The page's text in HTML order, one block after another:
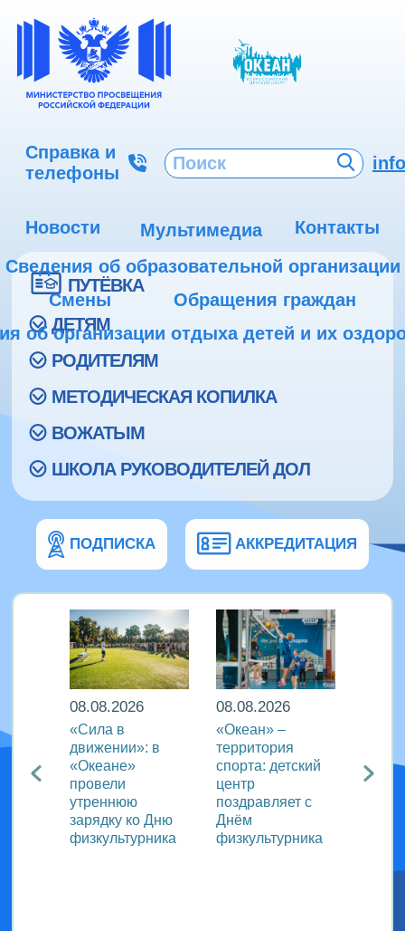
Справка и
телефоны
Новости Мультимедиа
Контакты
Сведения об образовательной организации
Смены
Обращения граждан
об организации отдыха детей и их
ПУТЁВКА
ДЕТЯМ
РОДИТЕЛЯМ
МЕТОДИЧЕСКАЯ КОПИЛКА
ВОЖАТЫМ
ШКОЛА РУКОВОДИТЕЛЕЙ ДОЛ
ПОДПИСКА АККРЕДИТАЦИЯ
с
08.08.2026
«Сила в
движении»: в
«Океане»
провели
утреннюю
зарядку ко Дню
физкультурника
08.08.2026
«Океан» –
территория
спорта: детский
центр
поздравляет с
Днём
физкультурника